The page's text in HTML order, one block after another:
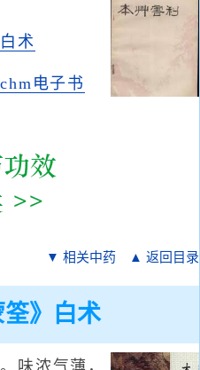
术
电子书
▼ 相关中药 ▲ 返回目录
筌》白术
味浓气薄，